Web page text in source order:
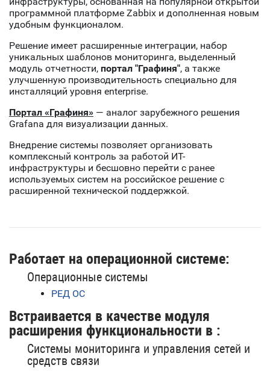
программной платформе Zabbix и дополненная новым
удобным функционалом.
Решение имеет расширенные интеграции, набор
уникальных шаблонов мониторинга, выделенный
модуль отчетности, портал "Графиня", а также
улучшенную производительность специально для
инсталляций уровня enterprise.
Портал «Графиня» — аналог зарубежного решения
Grafana для визуализации данных.
Внедрение системы позволяет организовать
комплексный контроль за работой ИТ-
инфраструктуры и бесшовно перейти с ранее
используемых систем на российское решение с
расширенной технической поддержкой.
Работает на операционной системе:
Операционные системы
РЕД ОС
Встраивается в качестве модуля
расширения функциональности в :
Системы мониторинга и управления сетей и
средств связи